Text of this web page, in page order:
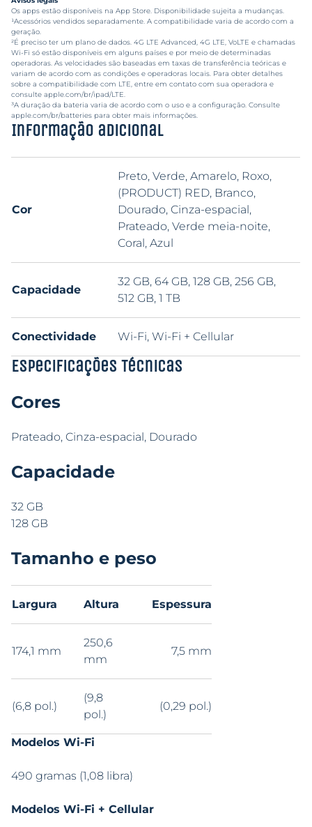
Os apps estão disponíveis na App Store. Disponibilidade sujeita a mudanças.
¹Acessórios vendidos separadamente. A compatibilidade varia de acordo com a
geração.
²É preciso ter um plano de dados. 4G LTE Advanced, 4G LTE, VoLTE e chamadas
Wi-Fi só estão disponíveis em alguns países e por meio de determinadas
operadoras. As velocidades são baseadas em taxas de transferência teóricas e
variam de acordo com as condições e operadoras locais. Para obter detalhes
sobre a compatibilidade com LTE, entre em contato com sua operadora e
consulte apple.com/br/ipad/LTE.
³A duração da bateria varia de acordo com o uso e a configuração. Consulte
apple.com/br/batteries para obter mais informações.
Informação adicional
Cor
Preto, Verde, Amarelo, Roxo,
(PRODUCT) RED, Branco,
Dourado, Cinza-espacial,
Prateado, Verde meia-noite,
Coral, Azul
Capacidade
32 GB, 64 GB, 128 GB, 256 GB,
512 GB, 1 TB
Conectividade Wi-Fi, Wi-Fi + Cellular
Especificações Técnicas
Cores
Prateado, Cinza-espacial, Dourado
Capacidade
32 GB
128 GB
Tamanho e peso
Largura Altura Espessura
174,1 mm
250,6
mm
7,5 mm
(6,8 pol.)
(9,8
pol.)
(0,29 pol.)
Modelos Wi-Fi
490 gramas (1,08 libra)
Modelos Wi-Fi + Cellular